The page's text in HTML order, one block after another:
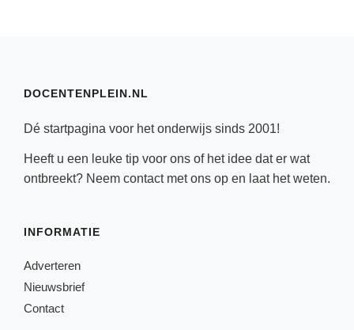
DOCENTENPLEIN.NL
Dé startpagina voor het onderwijs sinds 2001!
Heeft u een leuke tip voor ons of het idee dat er wat
ontbreekt? Neem contactmet ons op en laat het weten.
INFORMATIE
Adverteren
Nieuwsbrief
Contact